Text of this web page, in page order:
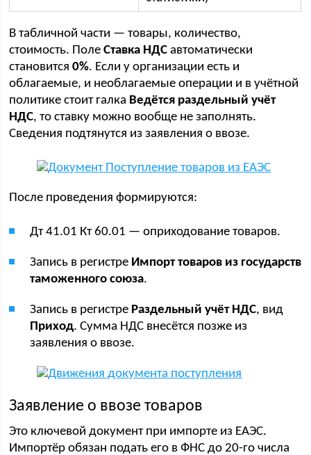
В табличной части — товары, количество,
стоимость. ПолеСтавка НДС автоматически
становится0%. Если у организации есть и
облагаемые, и необлагаемые операции и в учётной
политике стоит галка Ведётся раздельный учёт
НДС, то ставку можно вообще не заполнять.
Сведения подтянутся из заявления о ввозе.
После проведения формируются:
Дт 41.01 Кт 60.01 — оприходование товаров.
Запись в регистре Импорт товаров из государств
таможенного союза.
Запись в регистре Раздельный учёт НДС, вид
Приход. Сумма НДС внесётся позже из
заявления о ввозе.
Заявление о ввозе товаров
Это ключевой документ при импорте из ЕАЭС.
Импортёр обязан подать его в ФНС до 20-го числа